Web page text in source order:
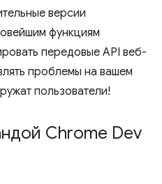
версии
функциям
передовые API веб-
проблемы на вашем
пользователи!
Chrome Dev